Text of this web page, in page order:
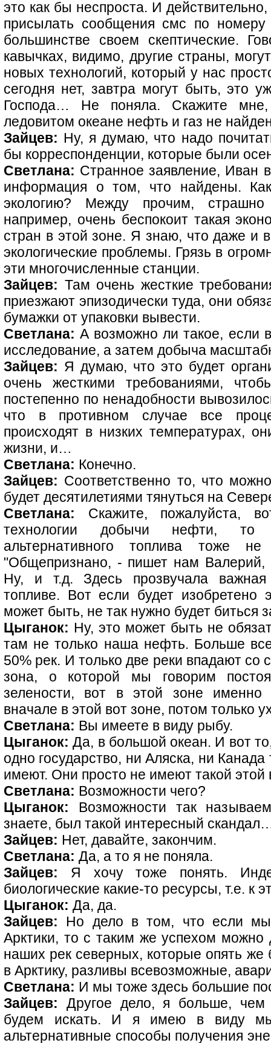
это как бы неспроста. И
присылать сообщения смс по
большинстве своем скептические.
кавычках, видимо, другие страны,
новых технологий, который у нас
сегодня нет, завтра могут быть, это
Господа… Не поняла. Скажите
ледовитом океане нефть и газ не
Зайцев: Ну, я думаю, что надо
бы корреспонденции, которые были
Светлана: Странное заявление, Иван
информация о том, что найдены.
экологию? Между прочим,
например, очень беспокоит такая
стран в этой зоне. Я знаю, что даже и
экологические проблемы. Грязь в
эти многочисленные станции.
Зайцев: Там очень жесткие
приезжают эпизодически туда, они
бумажки от упаковки вывести.
Светлана: А возможно ли такое, если
исследование, а затем добыча
Зайцев: Я думаю, что это будет
очень жесткими требованиями,
постепенно по ненадобности
что в противном случае все
происходят в низких температурах,
жизни, и…
Светлана: Конечно.
Зайцев: Соответственно то, что
будет десятилетиями тянуться на
Светлана: Скажите, пожалуйста,
технологии добычи нефти, то
альтернативного топлива тоже
"Общепризнано, - пишет нам Валерий,
Ну, и т.д. Здесь прозвучала
топливе. Вот если будет изобретено
может быть, не так нужно будет биться
Цыганок: Ну, это может быть не
там не только наша нефть. Больше
50% рек. И только две реки впадают со
зона, о которой мы говорим
зелености, вот в этой зоне
вначале в этой вот зоне, потом только
Светлана: Вы имеете в виду рыбу.
Цыганок: Да, в большой океан. И вот
одно государство, ни Аляска, ни
имеют. Они просто не имеют такой этой
Светлана: Возможности чего?
Цыганок: Возможности так
знаете, был такой интересный
Зайцев: Нет, давайте, закончим.
Светлана: Да, а то я не поняла.
Зайцев: Я хочу тоже понять.
биологические какие-то ресурсы, т.е. к
Цыганок: Да, да.
Зайцев: Но дело в том, что если мы
Арктики, то с таким же успехом можно
наших рек северных, которые опять же
в Арктику, разливы всевозможные,
Светлана: И мы тоже здесь большие
Зайцев: Другое дело, я больше, чем
будем искать. И я имею в виду
альтернативные способы получения